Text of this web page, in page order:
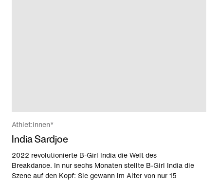
Athlet:innen*
India Sardjoe
2022 revolutionierte B-Girl India die Welt des
Breakdance. In nur sechs Monaten stellte B-Girl India die
Szene auf den Kopf: Sie gewann im Alter von nur 15